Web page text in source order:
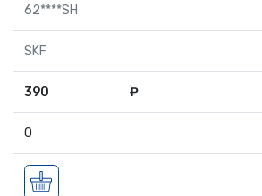
62****SH
SKF
390 ₽
0